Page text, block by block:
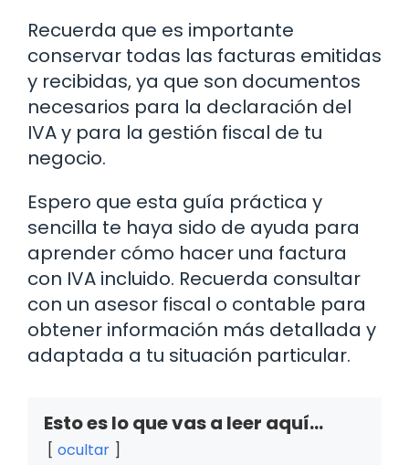
Recuerda que es importante
conservar todas las facturas emitidas
y recibidas, ya que son documentos
necesarios para la declaración del
IVA y para la gestión fiscal de tu
negocio.
Espero que esta guía práctica y
sencilla te haya sido de ayuda para
aprender cómo hacer una factura
con IVA incluido. Recuerda consultar
con un asesor fiscal o contable para
obtener información más detallada y
adaptada a tu situación particular.
Esto es lo que vas a leer aquí...
ocultar